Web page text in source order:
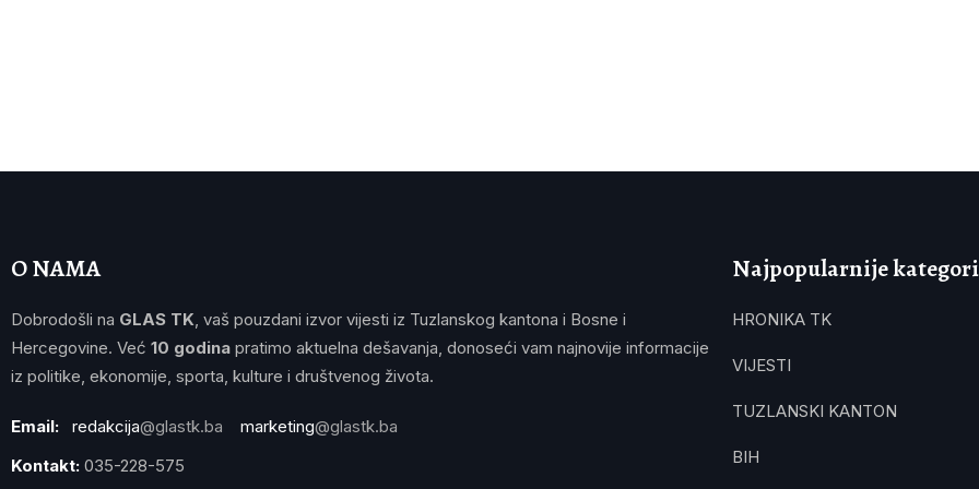
O NAMA
Dobrodošli na GLAS TK, vaš pouzdani izvor vijesti iz Tuzlanskog kantona i Bosne i
Hercegovine. Već 10 godina pratimo aktuelna dešavanja, donoseći vam najnovije informacije
iz politike, ekonomije, sporta, kulture i društvenog života.
Email: redakcija@glastk.ba marketing@glastk.ba
Kontakt: 035-228-575
Najpopularnije
HRONIKA TK
VIJESTI
TUZLANSKI KANTON
BIH